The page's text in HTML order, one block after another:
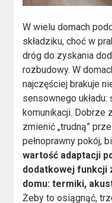
W wielu domach
składziku, choć w
dróg do zyskania
rozbudowy. W
najczęściej brakuje
sensownego układu:
komunikacji. Dobrze
zmienić „trudną”
pełnoprawny pokój,
wartość adaptacji
dodatkowej funkcji
domu: termiki,
Żeby to osiągnąć,